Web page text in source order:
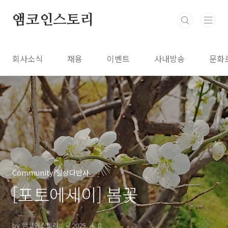
앰코인스토리
회사소식 채용 이벤트 사내방송 문화
Community/일상다반사
[포토에세이] 봄꽃
by 앰코인스토리.. 2025. 4. 8.